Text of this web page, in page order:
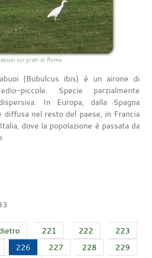
sui prati di Roma
(Bubulcus ibis) è un airone di
piccole. Specie parzialmente
In Europa, dalla Spagna
diffusa nel resto del paese, in Francia
dove la popolazione è passata da
221 222
223
226 227 228
229